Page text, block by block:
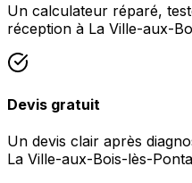
Un calculateur réparé,
réception à La Ville-aux-
Devis gratuit
Un devis clair après
La Ville-aux-Bois-lès-